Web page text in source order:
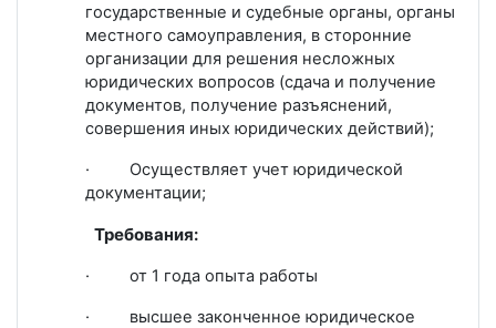
государственные и судебные органы, органы
местного самоуправления, в сторонние
организации для решения несложных
юридических вопросов (сдача и получение
документов, получение разъяснений,
совершения иных юридических действий);
· Осуществляет учет юридической
документации;
Требования:
· от 1 года опыта работы
· высшее законченное юридическое